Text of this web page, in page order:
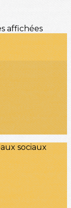
affichées
sociaux